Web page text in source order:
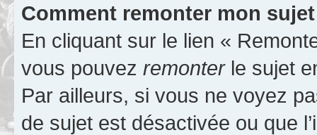
Comment remonter mon
En cliquant sur le lien «
vous pouvez remonterle sujet
Par ailleurs, si vous ne voyez
de sujet est désactivée ou que